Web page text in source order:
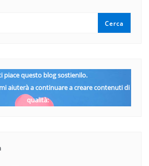
Cerca
piace questo blog sostienilo.
aiuterà a continuare a creare contenuti di
qualità: